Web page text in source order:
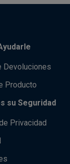
Devoluciones
Producto
su Seguridad
Privacidad